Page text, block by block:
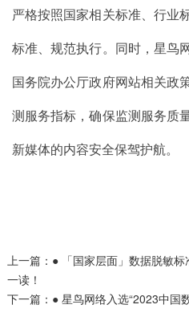
严格按照国家相关标准、行业
标准、规范执行。同时，星鸟
国务院办公厅政府网站相关政
测服务指标，确保监测服务质
新媒体的内容安全保驾护航。
上一篇： ● 「国家层面」数据脱敏
一读！
下一篇： ● 星鸟网络入选“2023中国